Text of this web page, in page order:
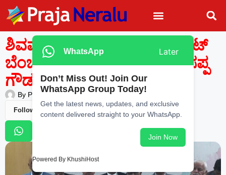
ಶಿವಮೊಗ್ಗದಲ್ಲಿ ಹೈಕೋರ್ಟ್ ಸರ್ಕ್ಯೂಟ್
ಬೆಂಚ್ ಸ್ಥಾಪನೆಯಾಗಬೇಕು: ಕೆ ಬಸಪ್ಪ
ಗೌಡ
By Praja Neralu — June 19, 2026 - 8:30 AM
Follow Us
WhatsApp Later
Don’t Miss Out! Join Our
WhatsApp Group Today!
Get the latest news, updates, and exclusive
content delivered straight to your WhatsApp.
Join Now
Powered By KhushiHost